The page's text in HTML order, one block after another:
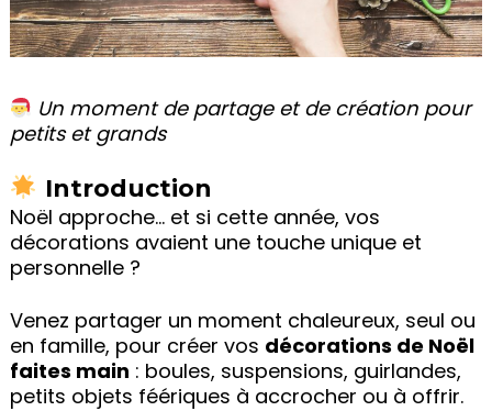
Un moment de partage et de création pour
petits et grands
Introduction
Noël approche… et si cette année, vos
décorations avaient une touche unique et
personnelle ?
Venez partager un moment chaleureux, seul ou
en famille, pour créer vos décorations de Noël
faites main : boules, suspensions, guirlandes,
petits objets féériques à accrocher ou à offrir.